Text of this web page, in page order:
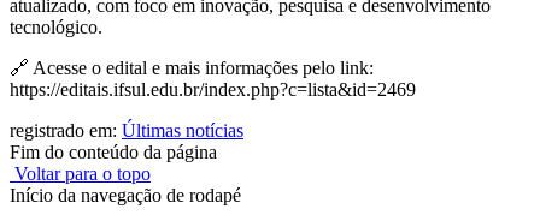
atualizado, com foco em inovação, pesquisa e desenvolvimento
tecnológico.
🔗 Acesse o edital e mais informações pelo link:
https://editais.ifsul.edu.br/index.php?c=lista&id=2469
registrado em: Últimas notícias
Fim do conteúdo da página
Voltar para o topo
Início da navegação de rodapé